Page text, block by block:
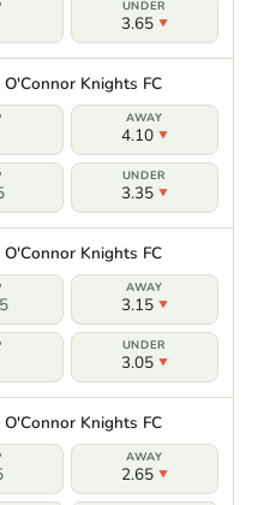
3.65
O'Connor Knights FC
4.10
3.35
O'Connor Knights FC
3.15
3.05
O'Connor Knights FC
2.65